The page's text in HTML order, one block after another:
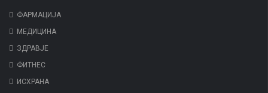
ФАРМАЦИЈА
МЕДИЦИНА
ЗДРАВЈЕ
ФИТНЕС
ИСХРАНА